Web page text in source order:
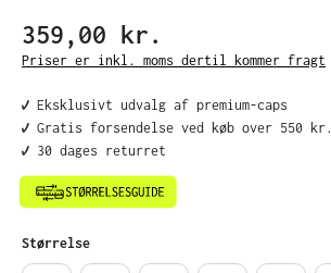
359,00 kr.
Priser er inkl. moms dertil kommer fragt
✔️ Eksklusivt udvalg af premium-caps
✔️ Gratis forsendelse ved køb over 550 kr.
✔️ 30 dages returret
Vælg
Størrelse